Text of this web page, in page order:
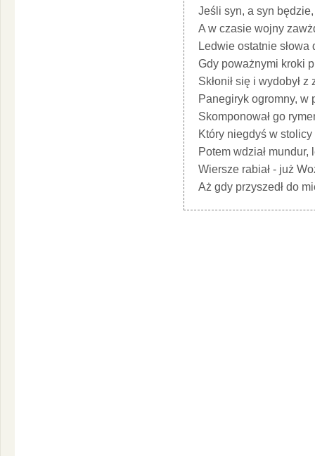
Jeśli syn, a syn
A w czasie wojny
Ledwie ostatnie słowa
Gdy poważnymi kroki
Skłonił się i wydobył
Panegiryk ogromny, w
Skomponował go
Który niegdyś w stolicy
Potem wdział
Wiersze rabiał - już
Aż gdy przyszedł do